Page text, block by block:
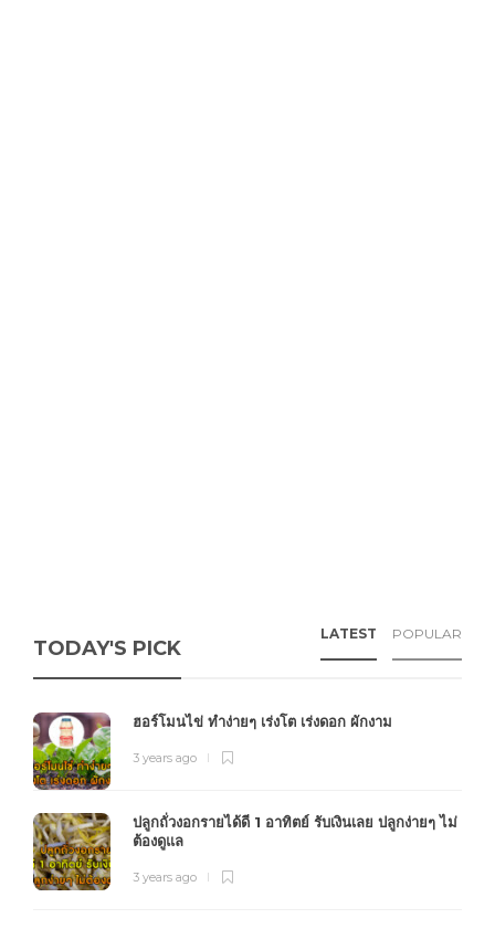
TODAY'S PICK
LATEST POPULAR
ฮอร์โมนไข่ ทำง่ายๆ เร่งโต เร่งดอก ผักงาม
3 years ago
ปลูกถั่วงอกรายได้ดี 1 อาทิตย์ รับเงินเลย ปลูกง่ายๆ ไม่
ต้องดูแล
3 years ago